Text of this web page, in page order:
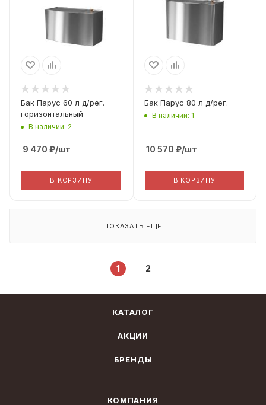
Материал
Aisi 430 0.8мм
Бак Парус 60 л д/рег.
горизонтальный
В наличии: 2
9 470 ₽/шт
В КОРЗИНУ
Материал
Бак Парус 80 л д/рег.
В наличии: 1
10 570 ₽/шт
В КОРЗИНУ
ПОКАЗАТЬ ЕЩЕ
1 2
КАТАЛОГ
АКЦИИ
БРЕНДЫ
КОМПАНИЯ